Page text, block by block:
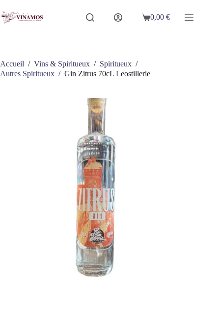
au
contenu
Panier
0,00€
Accueil / Vins & Spiritueux / Spiritueux /
Autres Spiritueux / Gin Zitrus 70cL Leostillerie